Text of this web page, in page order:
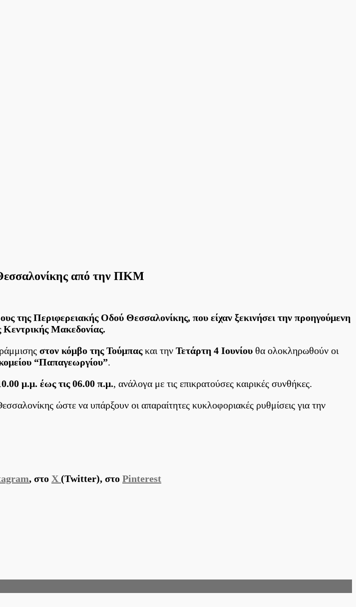
Θεσσαλονίκης από την ΠΚΜ
Περιφερειακής Οδού Θεσσαλονίκης, που είχαν ξεκινήσει την προηγούμενη
Μακεδονίας.
στον κόμβο της Τούμπαςκαι την Τετάρτη 4 Ιουνίου θα ολοκληρωθούν οι
“Παπαγεωργίου”.
μ.μ. έως τις 06.00 π.μ., ανάλογα με τις επικρατούσες καιρικές συνθήκες.
ώστε να υπάρξουν οι απαραίτητες κυκλοφοριακές ρυθμίσεις για την
, στο X (Twitter), στο Pinterest